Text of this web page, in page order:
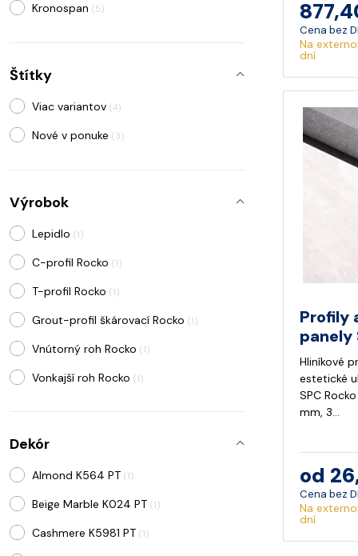
Kronospan (5)
Štítky
Viac variantov (4)
Nové v ponuke (3)
Výrobok
Lepidlo (1)
C-profil Rocko (1)
T-profil Rocko (1)
Grout-profil škárovací Rocko (1)
Vnútorný roh Rocko (1)
Vonkajší roh Rocko (1)
Dekór
Almond K564 PT (1)
Beige Marble K024 PT (1)
Cashmere K5981 PT (1)
Cena bez
Na
dní
Profily
panely
Hliníkové
estetické
SPC
mm, 3…
od
Cena bez
Na
dní